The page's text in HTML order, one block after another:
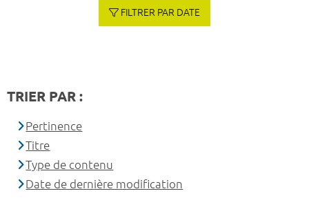
FILTRER PAR DATE
TRIER PAR :
Pertinence
Titre
Type de contenu
Date de dernière modification